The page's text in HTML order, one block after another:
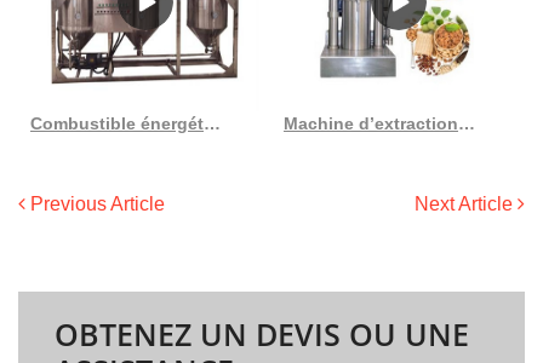
Combustible énergétique de biomasse pour petite presse à huile au Gabon Machine d’extraction d’huile automatique, état neuf, 5 kg/h, presseur d’huile
Previous Article Next Article
OBTENEZ UN DEVIS OU UNE